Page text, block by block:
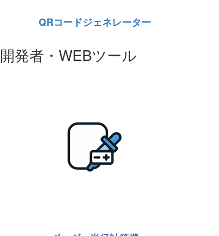
QRコードジェネレーター
開発者・WEBツール